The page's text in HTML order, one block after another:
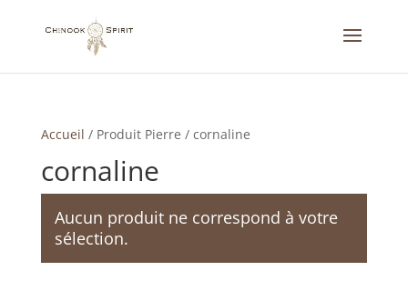
Accueil / Produit Pierre / cornaline
cornaline
Aucun produit ne correspond à votre
sélection.